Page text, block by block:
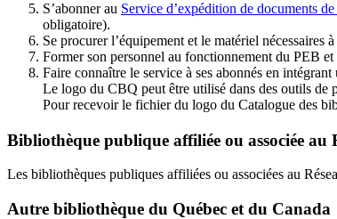
S’abonner au Service d’expédition de documents
obligatoire).
Se procurer l’équipement et le matériel nécessaires
Former son personnel au fonctionnement du PEB
Faire connaître le service à ses abonnés en
Le logo du CBQ peut être utilisé dans des outils de
Pour recevoir le fichier du logo du Catalogue des
Bibliothèque publique affiliée ou associée au
Les bibliothèques publiques affiliées ou associées au
Autre bibliothèque du Québec et du Canada